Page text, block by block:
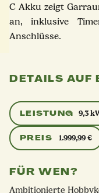
C Akku zeigt
an, inklusive
Anschlüsse.
DETAILS AUF
LEISTUNG 9,3
PREIS 1.999,99 €
FÜR WEN?
Ambitionierte